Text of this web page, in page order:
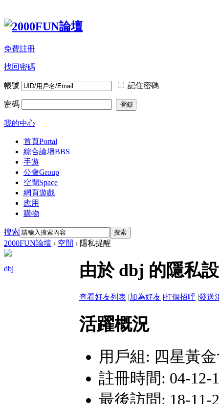
免費註冊
找回密碼
帳號 記住密碼
密碼 登錄
我的中心
首頁Portal
綜合論壇BBS
手遊
公會Group
空間Space
網頁遊戲
應用
購物
搜索 搜索
2000FUN論壇 › 空間 › 隱私提醒
dbj 由於 dbj 的隱私
查看好友列表 |加為好友 |打個招呼 |發送
活躍概況
用戶組: 四星黃
註冊時間: 04-12-
最後訪問: 18-11-